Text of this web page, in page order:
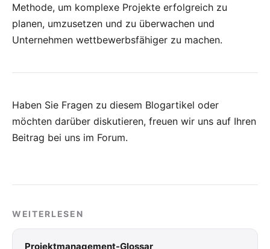
Methode, um komplexe Projekte erfolgreich zu
planen, umzusetzen und zu überwachen und
Unternehmen wettbewerbsfähiger zu machen.
Haben Sie Fragen zu diesem Blogartikel oder
möchten darüber diskutieren, freuen wir uns auf Ihren
Beitrag bei uns im Forum.
WEITERLESEN
Projektmanagement-Glossar